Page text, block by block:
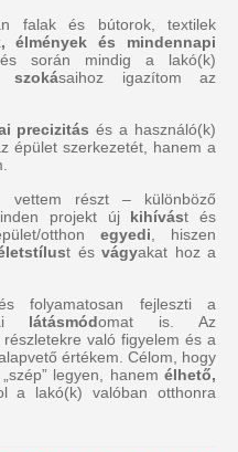
falak és bútorok, textilek
élmények és mindennapi
során mindig a lakó(k)
szokásaihoz igazítom az
precizitás és a használó(k)
épület szerkezetét, hanem a
vettem részt – különböző
projekt új kihívást és
otthonegyedi , hiszen
t és vágyakat hoz a
folyamatosan fejleszti a
látásmódomat is. Az
való figyelem és a
értékem. Célom, hogy
legyen, hanem élhető,
a lakó(k) valóban otthonra